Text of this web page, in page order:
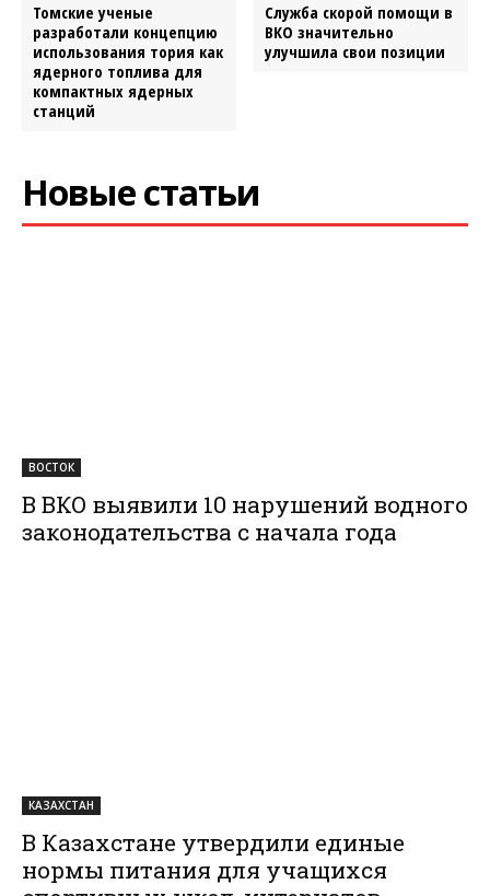
Томские ученые
разработали концепцию
использования тория как
ядерного топлива для
компактных ядерных
станций
Служба скорой помощи в
ВКО значительно
улучшила свои позиции
Новые статьи
ВОСТОК
В ВКО выявили 10 нарушений водного
законодательства с начала года
КАЗАХСТАН
В Казахстане утвердили единые
нормы питания для учащихся